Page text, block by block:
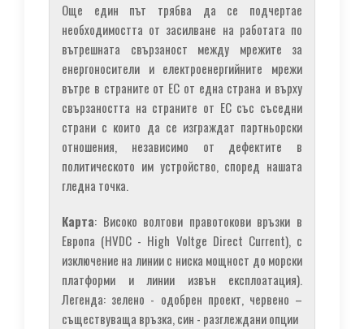
Още един път трябва да се подчертае
необходимостта от засилване на работата по
вътрешната свързаност между мрежите за
енергоносители и електроенергийните мрежи
вътре в страните от ЕС от една страна и върху
свързаността на страните от ЕС със съседни
страни с които да се изграждат партньорски
отношения, независимо от дефектите в
политическото им устройство, според нашата
гледна точка.
Карта: Високо волтови правотокови връзки в
Европа (HVDC - High Voltge Direct Current), с
изключение на линии с ниска мощност до морски
платформи и линии извън експлоатация).
Легенда: зелено - одобрен проект, червено –
съществуваща връзка, син - разглеждани опции